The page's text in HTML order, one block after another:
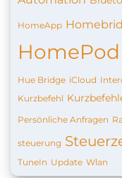
HomeApp
HomePod
Hue Bridge iCloud
Kurzbefehl
Persönliche Anfragen
steuerung
TuneIn Update Wlan